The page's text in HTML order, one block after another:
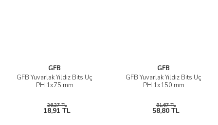
GFB
GFB Yuvarlak Yıldız Bits Uç
PH 1x75 mm
26,27 TL
18,91 TL
GFB
GFB Yuvarlak Yıldız Bits Uç
PH 1x150 mm
81,67 TL
58,80 TL